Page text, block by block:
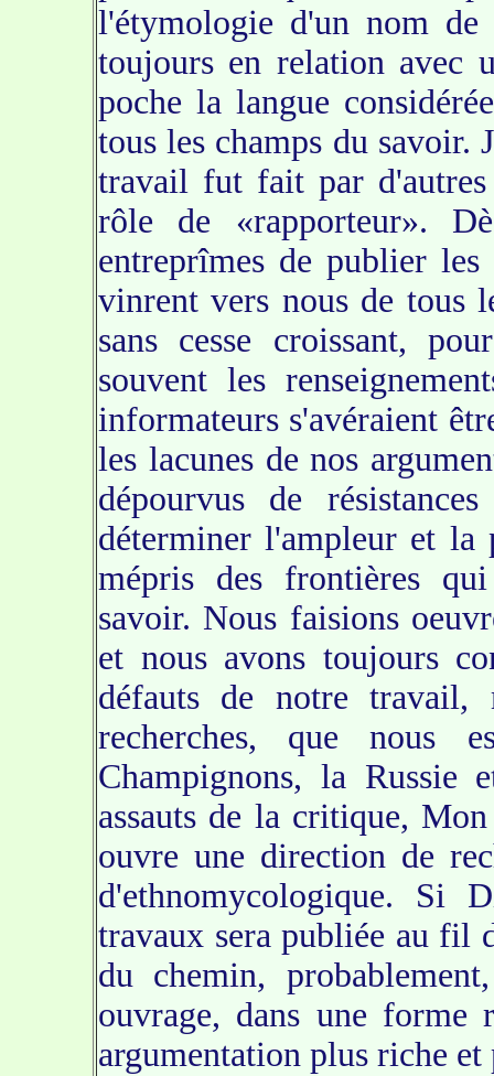
l'étymologie d'un nom de
toujours en relation avec
poche la langue
tous les champs du savoir.
travail fut fait par
rôle de «rapporteur».
entreprîmes de publier
vinrent vers nous de tous
sans cesse croissant,
souvent les
informateurs s'avéraient
les lacunes de nos
dépourvus de
déterminer l'ampleur et la
mépris des frontières
savoir. Nous faisions
et nous avons toujours
défauts de notre
recherches, que nous
Champignons, la Russie
assauts de la critique,
ouvre une direction de
d'ethnomycologique. Si
travaux sera publiée au fil
du chemin,
ouvrage, dans une forme
argumentation plus riche et